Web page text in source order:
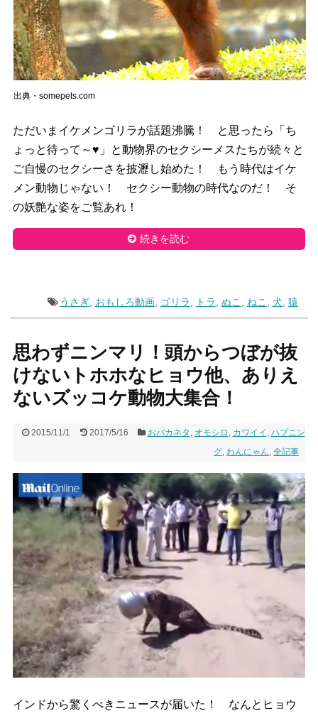
出典・somepets.com
ただいまイケメンゴリラが話題沸騰！ と思ったら「ち
ょっと待って～♥」と動物界のセクシーメスたちが続々と
ご自慢のセクシーさを披瀝し始めた！ もう時代はイケ
メン動物じゃない！ セクシー動物の時代なのだ！ そ
の妖艶な姿をご覧あれ！
続きを読む
うさぎ, おもしろ動画, ゴリラ トラ ぬこ ねこ 犬 猿
思わずニンマリ！頭からつぼが抜
けないトホホなヒョウ他、ありえ
ないズッコケ動物大集合！
2015/11/1 2017/5/16 おバカネタ , オモシロ , カワイイ , ハプニン
グ,わんにゃん,全記事
インドから驚くべきニュースが届いた！ なんとヒョウ